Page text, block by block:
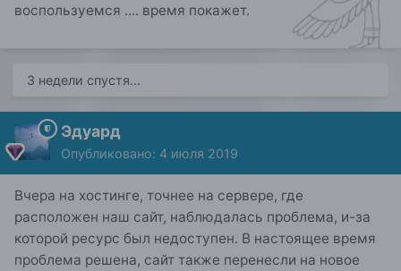
воспользуемся .... время покажет.
3 недели спустя...
Эдуард
Опубликовано: 4 июля 2019
Вчера на хостинге, точнее на сервере, где
расположен наш сайт, наблюдалась проблема, и-за
которой ресурс был недоступен. В настоящее время
проблема решена, сайт также перенесли на новое